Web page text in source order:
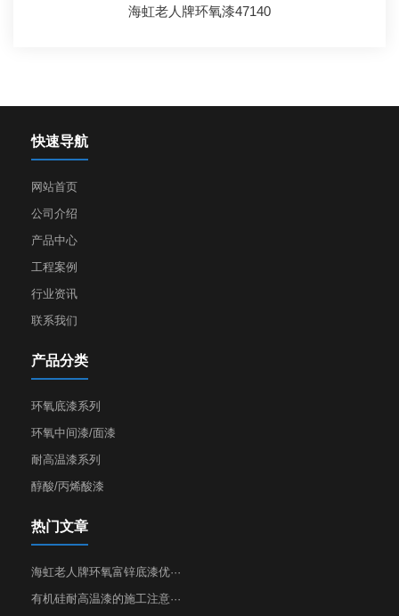
海虹老人牌环氧漆47140
快速导航
网站首页
公司介绍
产品中心
工程案例
行业资讯
联系我们
产品分类
环氧底漆系列
环氧中间漆/面漆
耐高温漆系列
醇酸/丙烯酸漆
热门文章
海虹老人牌环氧富锌底漆优···
有机硅耐高温漆的施工注意···